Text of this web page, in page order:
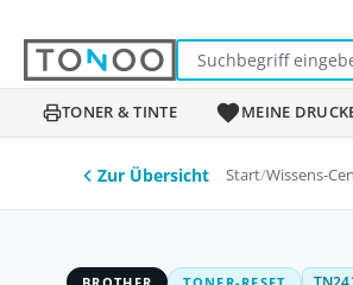
TONER & TINTE MEINE
Zur Übersicht Start/Wissens-